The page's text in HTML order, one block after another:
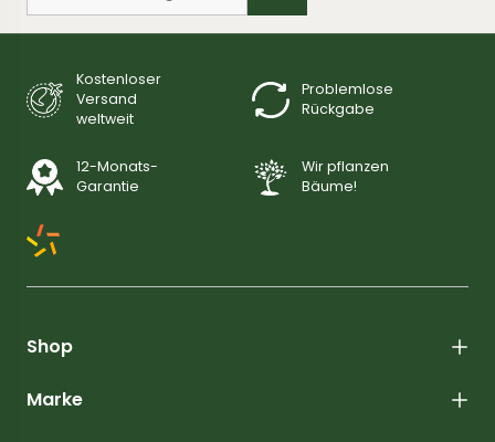
Kostenloser
Versand
weltweit
Problemlose
Rückgabe
12-Monats-
Garantie
Wir pflanzen
Bäume!
Shop
Marke